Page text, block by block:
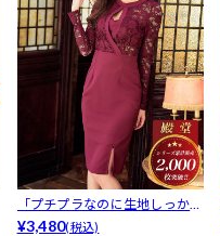
「プチプラなのに生地しっか
り」【累計2...
¥3,480(税込)